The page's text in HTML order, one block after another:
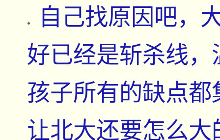
自己找原因吧，
好已经是斩杀线
孩子所有的缺点
让北大还要怎么